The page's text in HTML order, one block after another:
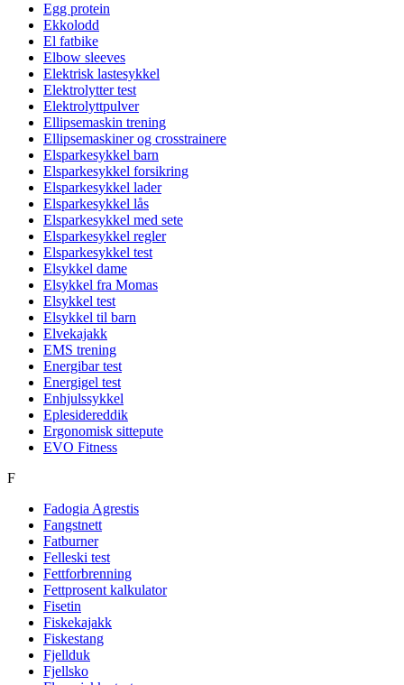
Egg protein
Ekkolodd
El fatbike
Elbow sleeves
Elektrisk lastesykkel
Elektrolytter test
Elektrolyttpulver
Ellipsemaskin trening
Ellipsemaskiner og crosstrainere
Elsparkesykkel barn
Elsparkesykkel forsikring
Elsparkesykkel lader
Elsparkesykkel lås
Elsparkesykkel med sete
Elsparkesykkel regler
Elsparkesykkel test
Elsykkel dame
Elsykkel fra Momas
Elsykkel test
Elsykkel til barn
Elvekajakk
EMS trening
Energibar test
Energigel test
Enhjulssykkel
Eplesidereddik
Ergonomisk sittepute
EVO Fitness
F
Fadogia Agrestis
Fangstnett
Fatburner
Felleski test
Fettforbrenning
Fettprosent kalkulator
Fisetin
Fiskekajakk
Fiskestang
Fjellduk
Fjellsko